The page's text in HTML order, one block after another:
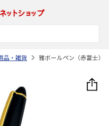
品・雑貨 雅ボールペン（赤富士）